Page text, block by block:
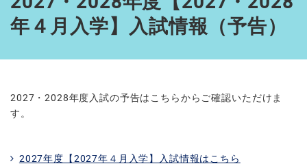
年４月入学】入試情報（予告）
2027・2028年度入試の予告はこちらからご確認いただけま
す。
2027年度【2027年４月入学】入試情報はこちら